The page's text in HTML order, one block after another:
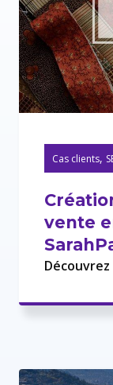
Cas clients,
vente